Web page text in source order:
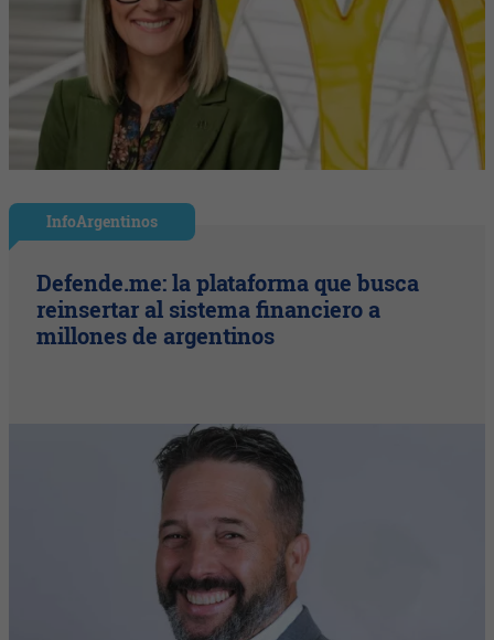
InfoArgentinos
Defende.me: la plataforma que busca
reinsertar al sistema financiero a
millones de argentinos